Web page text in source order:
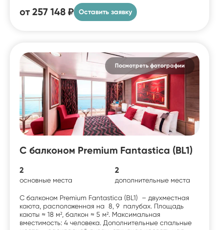
от 257 148 ₽ Оставить заявку
Посмотреть фотографии
С балконом Premium Fantastica (BL1)
2
основные места
2
дополнительные места
С балконом Premium Fantastica (BL1) – двухместная
каюта, расположенная на 8, 9 палубах. Площадь
каюты ≈ 18 м², балкон ≈ 5 м². Максимальная
вместимость: 4 человека. Дополнительные спальные